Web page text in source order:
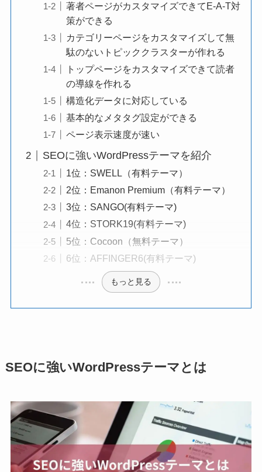
著者ページがカスタマイズできてE-A-T対
策ができる
カテゴリーページをカスタマイズして無
駄のないトピッククラスターが作れる
トップページをカスタマイズできて読者
の導線を作れる
構造化データに対応している
基本的なメタタグ設定ができる
ページ表示速度が速い
SEOに強いWordPressテーマを紹介
1位：SWELL（有料テーマ）
2位：Emanon Premium（有料テーマ）
3位：SANGO(有料テーマ)
4位：STORK19(有料テーマ)
5位：Cocoon（無料テーマ）
6位：AFFINGER6(有料テーマ)
もっと見る
SEOに強いWordPressテーマとは